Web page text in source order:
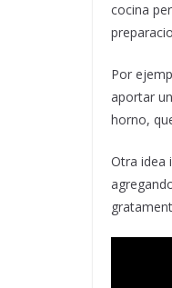
cocina
Por
aportar
horno,
Otra idea